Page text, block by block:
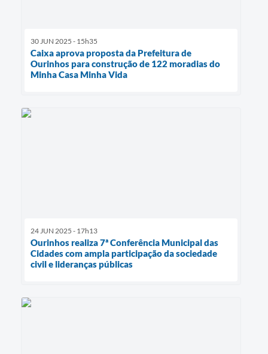
30 JUN 2025 - 15h35
Caixa aprova proposta da Prefeitura de
Ourinhos para construção de 122 moradias do
Minha Casa Minha Vida
24 JUN 2025 - 17h13
Ourinhos realiza 7ª Conferência Municipal das
Cidades com ampla participação da sociedade
civil e lideranças públicas